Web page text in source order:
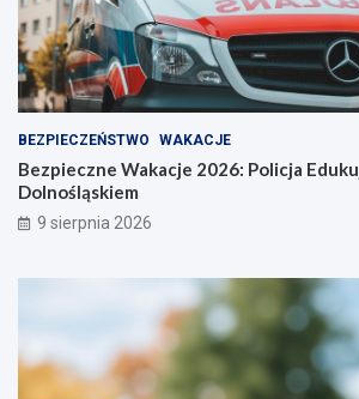
BEZPIECZEŃSTWO WAKACJE
Bezpieczne Wakacje 2026: Policja
Dolnośląskiem
9 sierpnia 2026